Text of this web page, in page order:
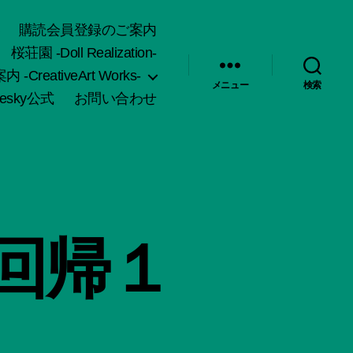
購読会員登録のご案内
桜荘園 -Doll Realization-
内 -CreativeArt Works-
公式 お問い合わせ
メニュー 検索
帰１